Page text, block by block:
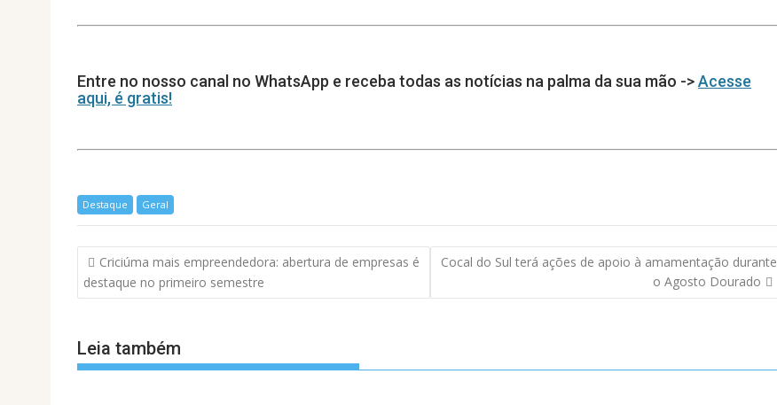
A
p
o
o
dI
n
Entre no nosso canal no WhatsApp e receba todas as notícias na palma da sua mão ->Acesse
aqui, é gratis!
Destaque Geral
Navegação
de
Post
Criciúma mais empreendedora: abertura de empresas é
destaque no primeiro semestre
Cocal do Sul terá ações de apoio à amamentação durante
o Agosto Dourado
Leia também